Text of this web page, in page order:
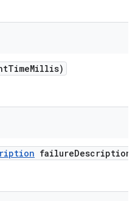
TimeMillis)
failureDescription)